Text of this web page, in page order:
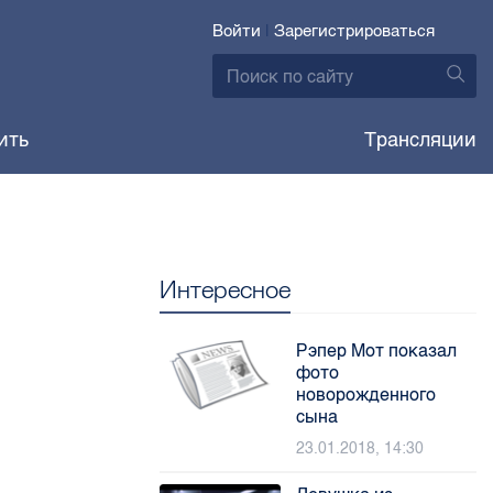
Войти | Зарегистрироваться
Трансляции
Интересное
Рэпер Мот показал
фото
новорожденного
сына
23.01.2018, 14:30